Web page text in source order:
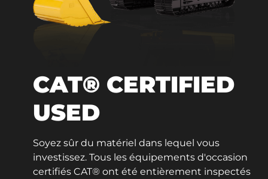
CAT® CERTIFIED
USED
Soyez sûr du matériel dans lequel vous
investissez. Tous les équipements d'occasion
certifiés CAT® ont été entièrement inspectés